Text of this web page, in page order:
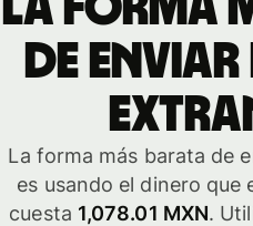
de
La forma más barata de
es usando el dinero que
cuesta 1,078.01 MXN.